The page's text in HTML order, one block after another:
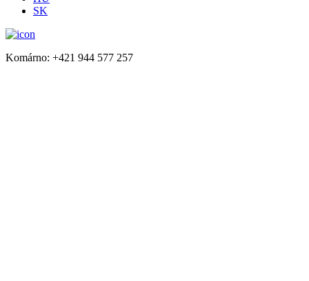
SK
Komárno: +421 944 577 257